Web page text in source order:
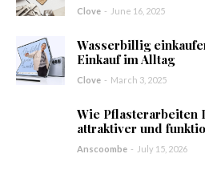
Clove - June 16, 2025
Wasserbillig
Einkauf im Alltag
Clove - March 3, 2025
Wie Pflasterarbeiten
attraktiver und
Anscoombe - July 15, 2026